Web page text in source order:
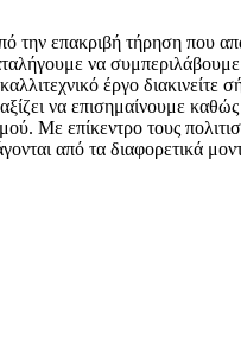
επακριβή τήρηση που
να
έργο διακινείτε
να επισημαίνουμε
Με επίκεντρο τους
από τα διαφορετικά